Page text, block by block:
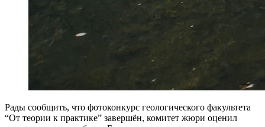
Рады сообщить, что фотоконкурс геологического факультета
“От теории к практике” завершён, комитет жюри оценил